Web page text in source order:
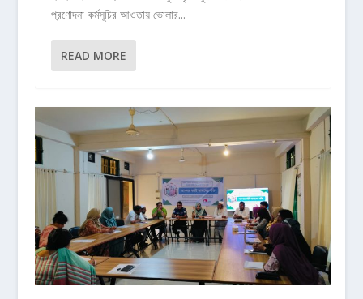
প্রণোদনা কর্মসূচির আওতায় ভোলার...
READ MORE